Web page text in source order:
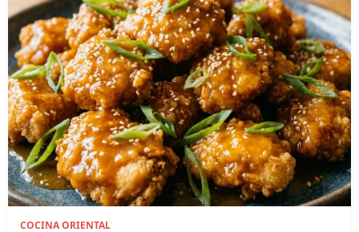
COCINA ORIENTAL